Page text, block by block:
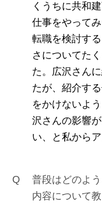
くうちに共和
仕事をやって
転職を検討す
さについてた
た。広沢さん
たが、紹介す
をかけないよ
沢さんの影響
い、と私から
普段はどのよ
内容について